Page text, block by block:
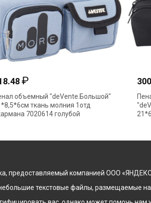
"deVente.Большой"
ткань молния 1отд
голубой
300.34₽
Пенал тубус
21*6*6см 2
предоставляемый компанией ООО
текстовые файлы, размещаемые